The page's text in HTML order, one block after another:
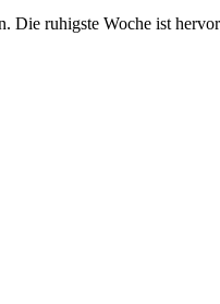
Die ruhigste Woche ist